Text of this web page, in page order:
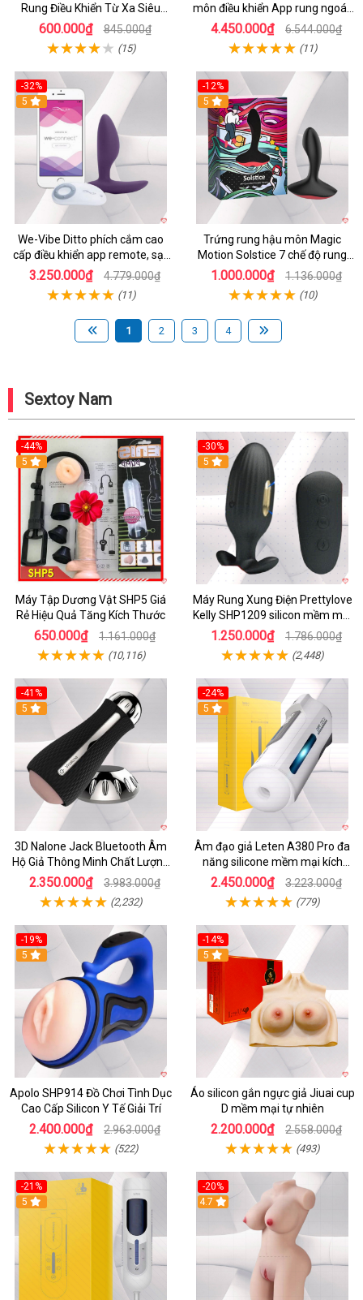
Rung Điều Khiển Từ Xa Siêu
Sướng
600.000₫ 845.000₫
(15)
môn điều khiển App rung ngoáy
mạnh mẽ
4.450.000₫ 6.544.000₫
(11)
-32%
5
We-Vibe Ditto phích cắm cao
cấp điều khiển app remote, sạc
nhanh
3.250.000₫ 4.779.000₫
(11)
-12%
5
Trứng rung hậu môn Magic
Motion Solstice 7 chế độ rung
kích thích
1.000.000₫ 1.136.000₫
(10)
1 2 3 4
Sextoy Nam
-44%
5
Máy Tập Dương Vật SHP5 Giá
Rẻ Hiệu Quả Tăng Kích Thước
650.000₫ 1.161.000₫
(10,116)
-30%
5
Máy Rung Xung Điện Prettylove
Kelly SHP1209 silicon mềm mại
tiện lợi
1.250.000₫ 1.786.000₫
(2,448)
-41%
5
3D Nalone Jack Bluetooth Âm
Hộ Giả Thông Minh Chất Lượng
Cao
2.350.000₫ 3.983.000₫
(2,232)
-24%
5
Âm đạo giả Leten A380 Pro đa
năng silicone mềm mại kích
thích mạnh mẽ
2.450.000₫ 3.223.000₫
(779)
-19%
5
Apolo SHP914 Đồ Chơi Tình Dục
Cao Cấp Silicon Y Tế Giải Trí
2.400.000₫ 2.963.000₫
(522)
-14%
5
Áo silicon gắn ngực giả Jiuai cup
D mềm mại tự nhiên
2.200.000₫ 2.558.000₫
(493)
-21%
5
-20%
4.7